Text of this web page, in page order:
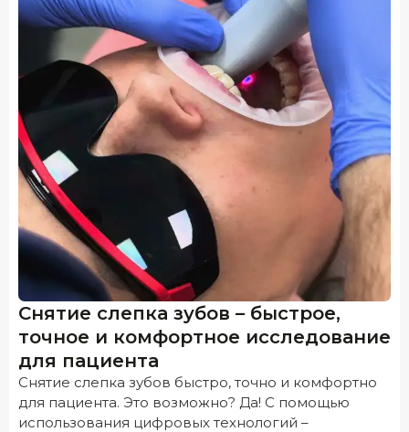
Снятие слепка зубов – быстрое,
точное и комфортное исследование
для пациента
Снятие слепка зубов быстро, точно и комфортно
для пациента. Это возможно? Да! С помощью
использования цифровых технологий –